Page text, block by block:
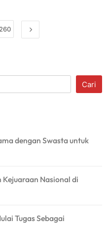
260
Cari
dengan Swasta untuk
Nasional di
Tugas Sebagai